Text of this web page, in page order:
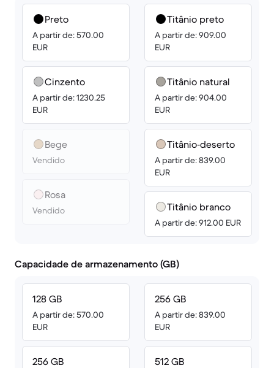
Preto
A partir de: 570.00
EUR
Cinzento
A partir de: 1230.25
EUR
Bege
Vendido
Rosa
Vendido
Titânio preto
A partir de: 909.00
EUR
Titânio natural
A partir de: 904.00
EUR
Titânio‑deserto
A partir de: 839.00
EUR
Titânio branco
A partir de: 912.00 EUR
Capacidade de armazenamento (GB)
128 GB
A partir de: 570.00
EUR
256 GB
256 GB
A partir de: 839.00
EUR
512 GB